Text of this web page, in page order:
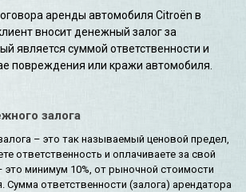
аренды автомобиля Citroën в
вносит денежный залог за
является суммой ответственности и
повреждения или кражи автомобиля.
залога
– это так называемый ценовой предел,
ответственность и оплачиваете за свой
это минимум 10%, от рыночной стоимости
Сумма ответственности (залога) арендатора